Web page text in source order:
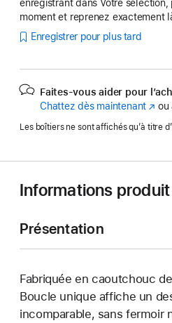
enregistrant dans Votre
moment et reprenez exactement
Enregistrer pour plus tard
Faites-vous aider pour
Chattez dès maintenant
une
ou
Les boîtiers ne sont affichés qu’à titre
Informations produit
Présentation
Fabriquée en caoutchouc
Boucle unique affiche un
incomparable, sans fermoir